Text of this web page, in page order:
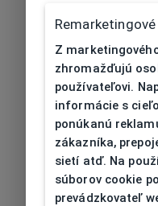
Z
zhromažďujú
používateľovi.
informácie s
ponúkanú
zákazníka,
sietí atď. Na
súborov cookie
prevádzkovateľ